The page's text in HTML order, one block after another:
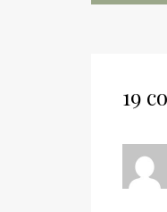
19